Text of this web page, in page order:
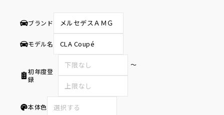
ブランド
モデル名
初年度登
録
〜
本体色 選択する